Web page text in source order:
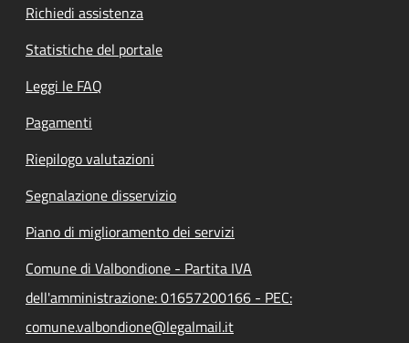
Richiedi assistenza
Statistiche del portale
Leggi le FAQ
Pagamenti
Riepilogo valutazioni
Segnalazione disservizio
Piano di miglioramento dei servizi
Comune di Valbondione - Partita IVA
dell'amministrazione: 01657200166 - PEC:
comune.valbondione@legalmail.it